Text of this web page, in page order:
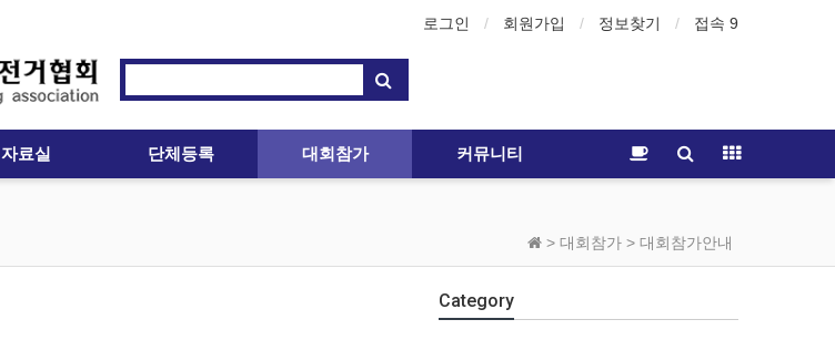
로그인 회원가입 정보찾기 접속 9
자료실 단체등록 대회참가 커뮤니티
> 대회참가 > 대회참가안내
Category